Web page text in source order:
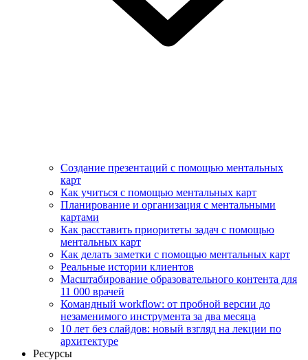
Создание презентаций с помощью ментальных
карт
Как учиться с помощью ментальных карт
Планирование и организация с ментальными
картами
Как расставить приоритеты задач с помощью
ментальных карт
Как делать заметки с помощью ментальных карт
Реальные истории клиентов
Масштабирование образовательного контента для
11 000 врачей
Командный workflow: от пробной версии до
незаменимого инструмента за два месяца
10 лет без слайдов: новый взгляд на лекции по
архитектуре
Ресурсы